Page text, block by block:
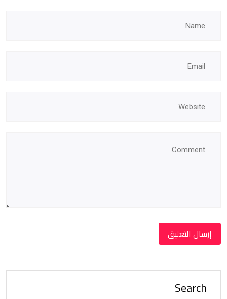
Search